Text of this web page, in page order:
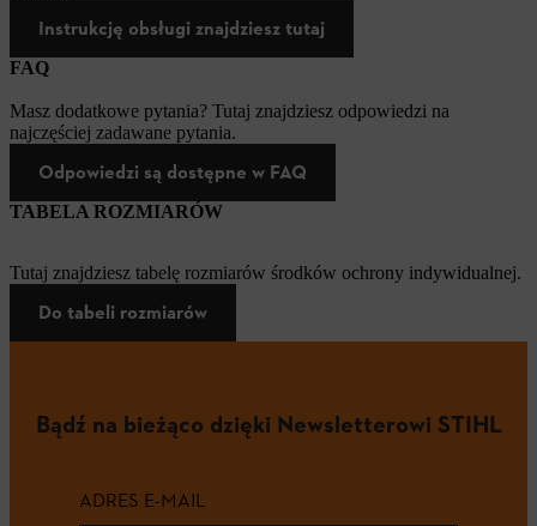
Instrukcję obsługi znajdziesz tutaj
FAQ
Masz dodatkowe pytania? Tutaj znajdziesz odpowiedzi na
najczęściej zadawane pytania.
Odpowiedzi są dostępne w FAQ
TABELA ROZMIARÓW
Tutaj znajdziesz tabelę rozmiarów środków ochrony indywidualnej.
Do tabeli rozmiarów
Bądź na bieżąco dzięki Newsletterowi STIHL
ADRES E-MAIL